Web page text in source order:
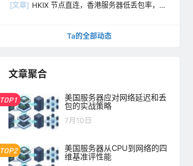
[文章] HKIX 节点直连，香港服务器低丢包率，
Ta的全部动态
文章聚合
TOP1
美国服务器应对网络延迟和丢
包的实战策略
7月10日
TOP2
美国服务器从CPU到网络的四
维基准评性能